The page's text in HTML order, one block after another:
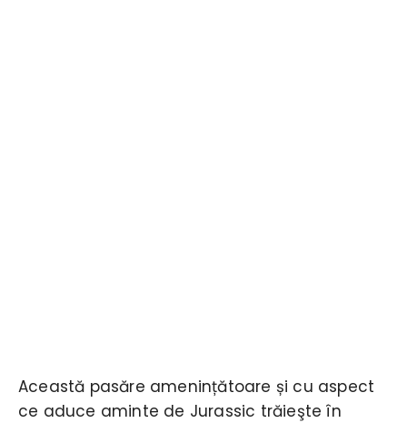
Această pasăre amenințătoare și cu aspect
ce aduce aminte de Jurassic trăieşte în